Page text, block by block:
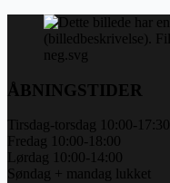
ÅBNINGSTIDER
Tirsdag-torsdag 10:00-17:30
Fredag 10:00-18:00
Lørdag 10:00-14:00
Søndag + mandag lukket